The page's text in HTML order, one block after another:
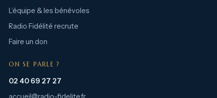
L’équipe & les bénévoles
Radio Fidélité recrute
Faire un don
ON SE PARLE ?
02 40 69 27 27